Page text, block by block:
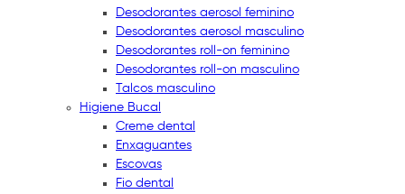
Desodorantes aerosol feminino
Desodorantes aerosol masculino
Desodorantes roll-on feminino
Desodorantes roll-on masculino
Talcos masculino
Higiene Bucal
Creme dental
Enxaguantes
Escovas
Fio dental